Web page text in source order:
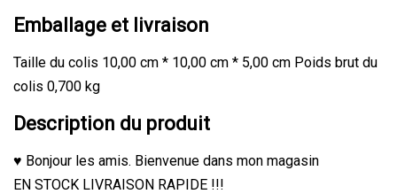
Emballage et livraison
Taille du colis 10,00 cm * 10,00 cm * 5,00 cm Poids brut du
colis 0,700 kg
Description du produit
♥ Bonjour les amis. Bienvenue dans mon magasin
EN STOCK LIVRAISON RAPIDE !!!